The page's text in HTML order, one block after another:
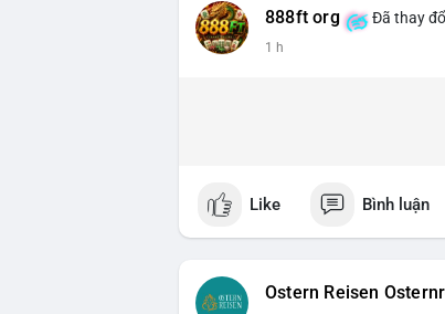
888ft org Đã thay
1 h
Like Bình luận
Ostern Reisen